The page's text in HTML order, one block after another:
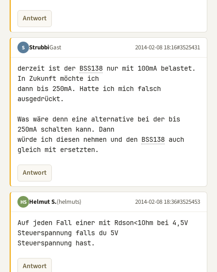
Antwort
S StrubbiGast 2014-02-08 18:16#3525431
derzeit ist der BSS138 nur mit 100mA belastet.
In Zukunft möchte ich
dann bis 250mA. Hatte ich mich falsch
ausgedrückt.
Was wäre denn eine alternative bei der bis
250mA schalten kann. Dann
würde ich diesen nehmen und den BSS138 auch
gleich mit ersetzten.
Antwort
HS Helmut S.(helmuts) 2014-02-08 18:36#3525453
Auf jeden Fall einer mit Rdson<1Ohm bei 4,5V
Steuerspannung falls du 5V
Steuerspannung hast.
Antwort